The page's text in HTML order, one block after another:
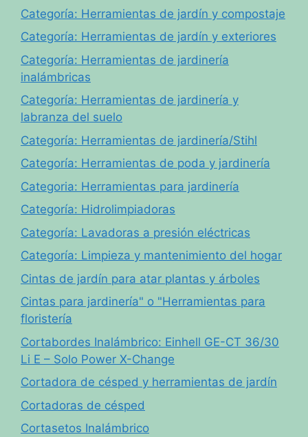
Categoría: Herramientas de jardín y compostaje
Categoría: Herramientas de jardín y exteriores
Categoría: Herramientas de jardinería
inalámbricas
Categoría: Herramientas de jardinería y
labranza del suelo
Categoría: Herramientas de jardinería/Stihl
Categoría: Herramientas de poda y jardinería
Categoria: Herramientas para jardinería
Categoría: Hidrolimpiadoras
Categoría: Lavadoras a presión eléctricas
Categoría: Limpieza y mantenimiento del hogar
Cintas de jardín para atar plantas y árboles
Cintas para jardinería" o "Herramientas para
floristería
Cortabordes Inalámbrico: Einhell GE-CT 36/30
Li E – Solo Power X-Change
Cortadora de césped y herramientas de jardín
Cortadoras de césped
Cortasetos Inalámbrico